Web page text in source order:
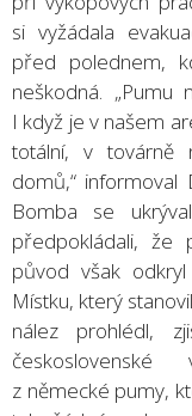
si vyžádala
před polednem,
neškodná. „Pumu
I když je v našem
totální, v továrně
domů,“ informoval
Bomba se
předpokládali, že
původ však
Místku, který
nález prohlédl,
československé
z německé pumy,